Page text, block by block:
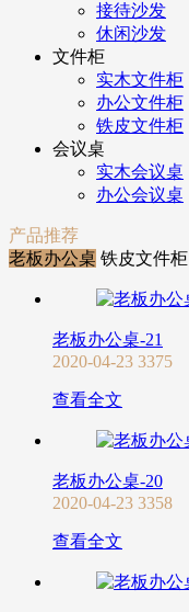
接待沙发
休闲沙发
文件柜
实木文件柜
办公文件柜
铁皮文件柜
会议桌
实木会议桌
办公会议桌
产品推荐
老板办公桌 铁皮文件柜
老板办公桌-21
2020-04-23 3375
查看全文
老板办公桌-20
2020-04-23 3358
查看全文